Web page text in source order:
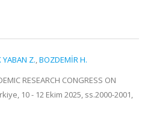
YABAN Z.,BOZDEMİR H.
RESEARCH CONGRESS ON
10 - 12 Ekim 2025, ss.2000-2001,